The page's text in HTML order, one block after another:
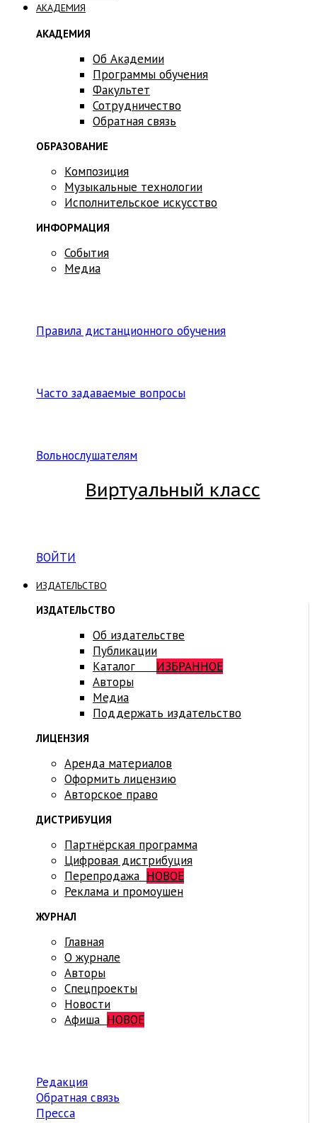
АКАДЕМИЯ
АКАДЕМИЯ
Об Академии
Программы обучения
Факультет
Сотрудничество
Обратная связь
ОБРАЗОВАНИЕ
Композиция
Музыкальные технологии
Исполнительское искусство
ИНФОРМАЦИЯ
События
Медиа
Правила дистанционного обучения
Часто задаваемые вопросы
Вольнослушателям
Виртуальный класс
ВОЙТИ
ИЗДАТЕЛЬСТВО
ИЗДАТЕЛЬСТВО
Об издательстве
Публикации
Каталог ИЗБРАННОЕ
Авторы
Медиа
Поддержать издательство
ЛИЦЕНЗИЯ
Аренда материалов
Оформить лицензию
Авторское право
ДИСТРИБУЦИЯ
Партнёрская программа
Цифровая дистрибуция
Перепродажа НОВОЕ
Реклама и промоушен
ЖУРНАЛ
Главная
О журнале
Авторы
Спецпроекты
Новости
Афиша НОВОЕ
Редакция
Обратная связь
Пресса